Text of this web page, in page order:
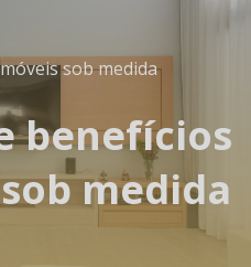
sob medida
benefícios
medida